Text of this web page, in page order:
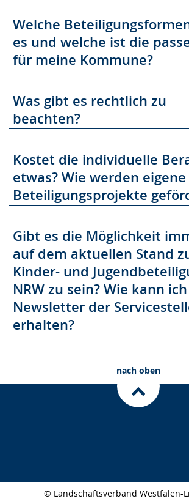
Welche
es und welche ist die
für meine Kommune?
Was gibt es rechtlich zu
beachten?
Kostet die individuelle
etwas? Wie werden eigene
Beteiligungsprojekte
Gibt es die Möglichkeit
auf dem aktuellen Stand
Kinder- und
NRW zu sein? Wie kann
Newsletter der
erhalten?
nach oben
© Landschaftsverband Westfalen-